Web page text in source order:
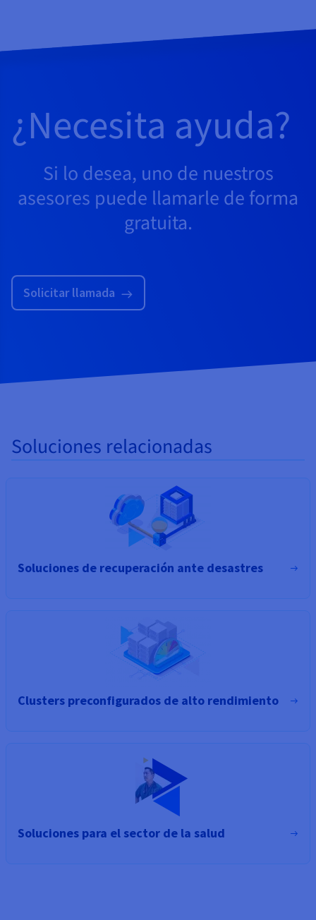
¿Necesita ayuda?
Si lo desea, uno de nuestros
asesores puede llamarle de forma
gratuita.
Solicitar llamada
Soluciones relacionadas
Soluciones de recuperación ante desastres
Clusters preconfigurados de alto rendimiento
Soluciones para el sector de la salud